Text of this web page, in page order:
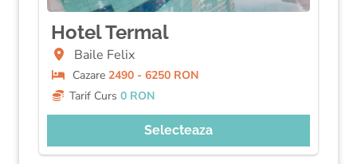
Hotel Termal
Baile Felix
Cazare 2490 - 6250 RON
Tarif Curs 0 RON
Selecteaza